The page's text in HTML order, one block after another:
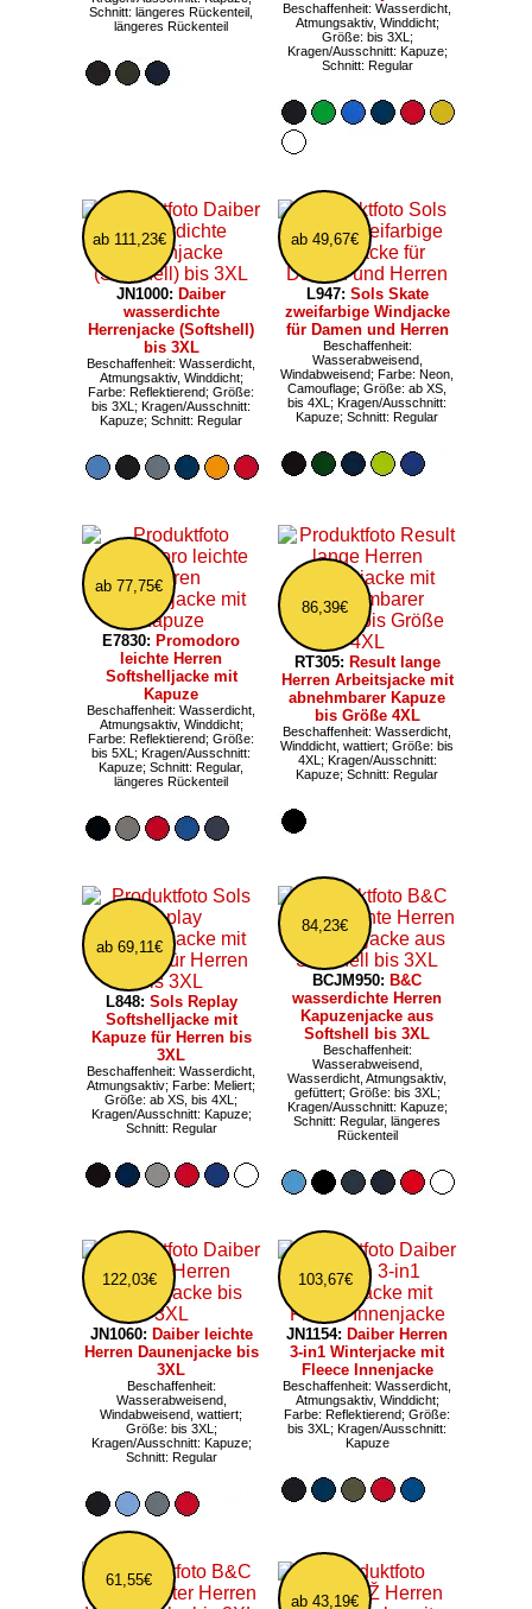
Schnitt: längeres Rückenteil,
längeres Rückenteil
Beschaffenheit: Wasserdicht,
Atmungsaktiv, Winddicht;
Größe: bis 3XL;
Kragen/Ausschnitt: Kapuze;
Schnitt: Regular
ab 111,23€
JN1000: Daiber
wasserdichte
Herrenjacke (Softshell)
bis 3XL
Beschaffenheit: Wasserdicht,
Atmungsaktiv, Winddicht;
Farbe: Reflektierend; Größe:
bis 3XL; Kragen/Ausschnitt:
Kapuze; Schnitt: Regular
ab 49,67€
L947: Sols Skate
zweifarbige Windjacke
für Damen und Herren
Beschaffenheit:
Wasserabweisend,
Windabweisend; Farbe: Neon,
Camouflage; Größe: ab XS,
bis 4XL; Kragen/Ausschnitt:
Kapuze; Schnitt: Regular
ab 77,75€
E7830: Promodoro
leichte Herren
Softshelljacke mit
Kapuze
Beschaffenheit: Wasserdicht,
Atmungsaktiv, Winddicht;
Farbe: Reflektierend; Größe:
bis 5XL; Kragen/Ausschnitt:
Kapuze; Schnitt: Regular,
längeres Rückenteil
86,39€
RT305: Result lange
Herren Arbeitsjacke mit
abnehmbarer Kapuze
bis Größe 4XL
Beschaffenheit: Wasserdicht,
Winddicht, wattiert; Größe: bis
4XL; Kragen/Ausschnitt:
Kapuze; Schnitt: Regular
ab 69,11€
L848: Sols Replay
Softshelljacke mit
Kapuze für Herren bis
3XL
Beschaffenheit: Wasserdicht,
Atmungsaktiv; Farbe: Meliert;
Größe: ab XS, bis 4XL;
Kragen/Ausschnitt: Kapuze;
Schnitt: Regular
84,23€
BCJM950: B&C
wasserdichte Herren
Kapuzenjacke aus
Softshell bis 3XL
Beschaffenheit:
Wasserabweisend,
Wasserdicht, Atmungsaktiv,
gefüttert; Größe: bis 3XL;
Kragen/Ausschnitt: Kapuze;
Schnitt: Regular, längeres
Rückenteil
122,03€
JN1060: Daiber leichte
Herren Daunenjacke bis
3XL
Beschaffenheit:
Wasserabweisend,
Windabweisend, wattiert;
Größe: bis 3XL;
Kragen/Ausschnitt: Kapuze;
Schnitt: Regular
103,67€
JN1154: Daiber Herren
3-in1 Winterjacke mit
Fleece Innenjacke
Beschaffenheit: Wasserdicht,
Atmungsaktiv, Winddicht;
Farbe: Reflektierend; Größe:
bis 3XL; Kragen/Ausschnitt:
Kapuze
61,55€
ab 43,19€